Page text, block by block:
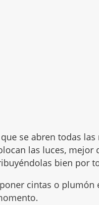
se abren todas las
las luces, mejor
bien por
cintas o plumón